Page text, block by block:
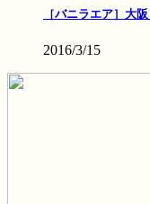
［バニラエア］大
2016/3/15